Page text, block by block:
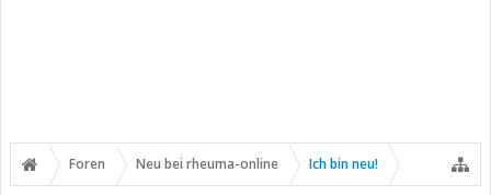
Foren Neu bei rheuma-online Ich bin neu!